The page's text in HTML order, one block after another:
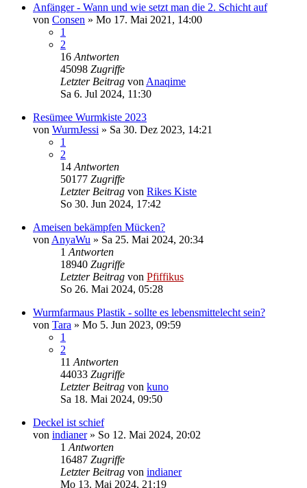
Anfänger - Wann und wie setzt man die 2. Schicht auf
von Consen » Mo 17. Mai 2021, 14:00
1
2
16 Antworten
45098 Zugriffe
Letzter Beitrag von Anaqime
Sa 6. Jul 2024, 11:30
Resümee Wurmkiste 2023
von WurmJessi » Sa 30. Dez 2023, 14:21
1
2
14 Antworten
50177 Zugriffe
Letzter Beitrag von Rikes Kiste
So 30. Jun 2024, 17:42
Ameisen bekämpfen Mücken?
von AnyaWu » Sa 25. Mai 2024, 20:34
1 Antworten
18940 Zugriffe
Letzter Beitrag von Pfiffikus
So 26. Mai 2024, 05:28
Wurmfarmaus Plastik - sollte es lebensmittelecht sein?
von Tara » Mo 5. Jun 2023, 09:59
1
2
11 Antworten
44033 Zugriffe
Letzter Beitrag von kuno
Sa 18. Mai 2024, 09:50
Deckel ist schief
von indianer» So 12. Mai 2024, 20:02
1 Antworten
16487 Zugriffe
Letzter Beitrag von indianer
Mo 13. Mai 2024, 21:19